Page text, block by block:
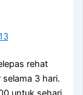
rehat
3 hari.